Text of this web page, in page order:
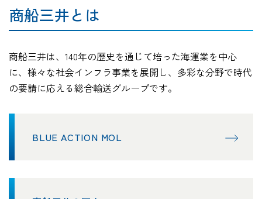
商船三井とは
商船三井は、140年の歴史を通じて培った海運業を中心
に、様々な社会インフラ事業を展開し、多彩な分野で時代
の要請に応える総合輸送グループです。
BLUE ACTION MOL